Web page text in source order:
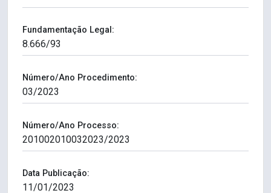
Fundamentação Legal:
Número/Ano Procedimento:
Número/Ano Processo:
Data Publicação: